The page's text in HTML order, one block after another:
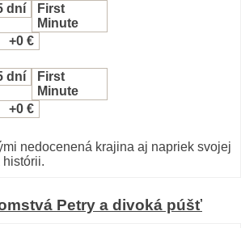
dní
First
Minute
+0 €
dní
First
Minute
+0 €
nedocenená krajina aj napriek svojej
histórii.
Petry a divoká púšť